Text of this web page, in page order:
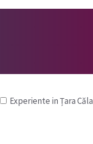
Experiente in Țara